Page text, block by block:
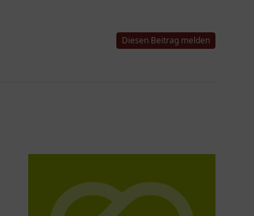
Diesen Beitrag melden